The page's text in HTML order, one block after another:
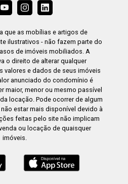
que as mobílias e artigos de
ilustrativos - não fazem parte do
de imóveis mobiliados. A
o direito de alterar qualquer
valores e dados de seus imóveis
anunciado do condomínio é
maior, menor ou mesmo passível
locação. Pode ocorrer de algum
estar mais disponível devido à
feitas pelo site não implicam
ou locação de quaisquer
imóveis.